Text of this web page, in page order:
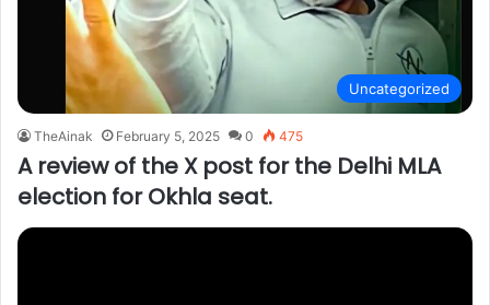
Uncategorized
TheAinak February 5, 2025 0 475
A review of the X post for the Delhi MLA
election for Okhla seat.